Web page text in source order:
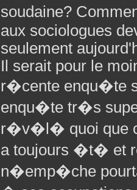
soudaine?
aux sociologues
seulement
Il serait pour le
r�cente enqu�te
enqu�te tr�s
r�v�l� quoi que
a toujours �t� et
n�emp�che